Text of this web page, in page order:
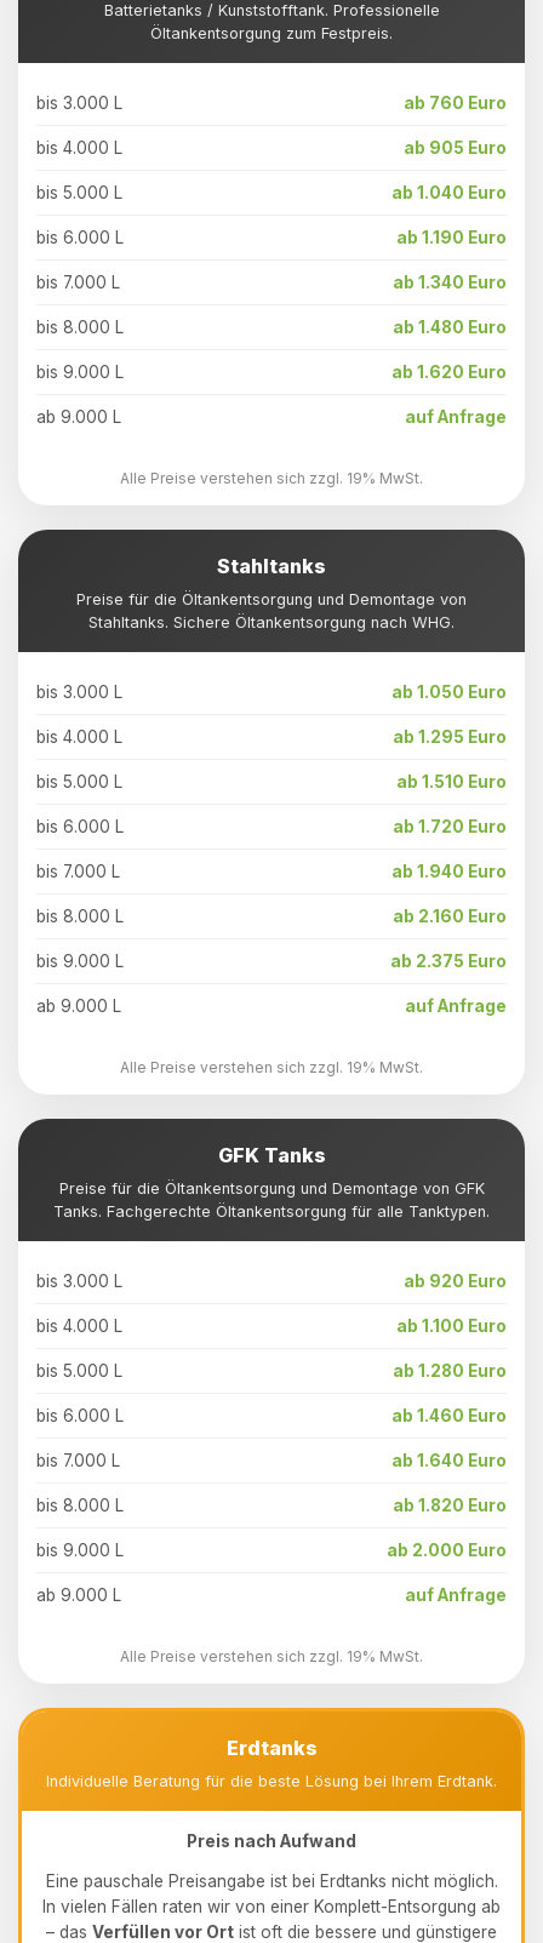
Batterietanks / Kunststofftank. Professionelle
Öltankentsorgung zum Festpreis.
bis 3.000 L ab 760 Euro
bis 4.000 L ab 905 Euro
bis 5.000 L ab 1.040 Euro
bis 6.000 L ab 1.190 Euro
bis 7.000 L ab 1.340 Euro
bis 8.000 L ab 1.480 Euro
bis 9.000 L ab 1.620 Euro
ab 9.000 L auf Anfrage
Alle Preise verstehen sich zzgl. 19% MwSt.
Stahltanks
Preise für die Öltankentsorgung und Demontage von
Stahltanks. Sichere Öltankentsorgung nach WHG.
bis 3.000 L ab 1.050 Euro
bis 4.000 L ab 1.295 Euro
bis 5.000 L ab 1.510 Euro
bis 6.000 L ab 1.720 Euro
bis 7.000 L ab 1.940 Euro
bis 8.000 L ab 2.160 Euro
bis 9.000 L ab 2.375 Euro
ab 9.000 L auf Anfrage
Alle Preise verstehen sich zzgl. 19% MwSt.
GFK Tanks
Preise für die Öltankentsorgung und Demontage von GFK
Tanks. Fachgerechte Öltankentsorgung für alle Tanktypen.
bis 3.000 L ab 920 Euro
bis 4.000 L ab 1.100 Euro
bis 5.000 L ab 1.280 Euro
bis 6.000 L ab 1.460 Euro
bis 7.000 L ab 1.640 Euro
bis 8.000 L ab 1.820 Euro
bis 9.000 L ab 2.000 Euro
ab 9.000 L auf Anfrage
Alle Preise verstehen sich zzgl. 19% MwSt.
Erdtanks
Individuelle Beratung für die beste Lösung bei Ihrem Erdtank.
Preis nach Aufwand
Eine pauschale Preisangabe ist bei Erdtanks nicht möglich.
In vielen Fällen raten wir von einer Komplett-Entsorgung ab
– das Verfüllen vor Ort ist oft die bessere und günstigere